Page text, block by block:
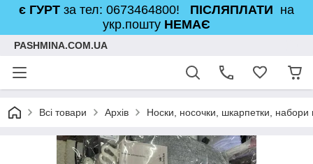
є ГУРТ за тел: 0673464800! ПІСЛЯПЛАТИ на
укр.пошту НЕМАЄ
PASHMINA.COM.UA
Всі товари Архів Носки, носочки, шкарпетки, набори